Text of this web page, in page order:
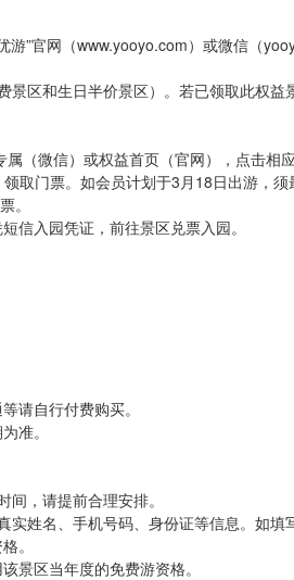
”官网（www.yooyo.com）或微信（
区和生日半价景区）。若已领取此权
（微信）或权益首页（官网），点击相
取门票。如会员计划于3月18日出游，
。
信入园凭证，前往景区兑票入园。
请自行付费购买。
准。
，请提前合理安排。
姓名、手机号码、身份证等信息。如
。
景区当年度的免费游资格。